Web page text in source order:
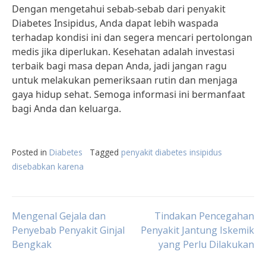
Dengan mengetahui sebab-sebab dari penyakit
Diabetes Insipidus, Anda dapat lebih waspada
terhadap kondisi ini dan segera mencari pertolongan
medis jika diperlukan. Kesehatan adalah investasi
terbaik bagi masa depan Anda, jadi jangan ragu
untuk melakukan pemeriksaan rutin dan menjaga
gaya hidup sehat. Semoga informasi ini bermanfaat
bagi Anda dan keluarga.
Posted in Diabetes Tagged penyakit diabetes insipidus
disebabkan karena
Post
navigation
Mengenal Gejala dan
Penyebab Penyakit Ginjal
Bengkak
Tindakan Pencegahan
Penyakit Jantung Iskemik
yang Perlu Dilakukan